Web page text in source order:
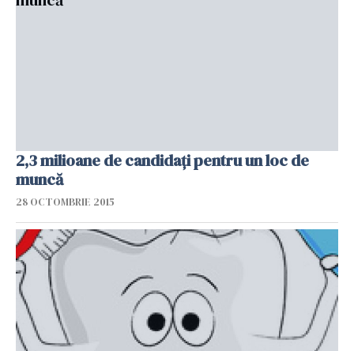
2,3 milioane de candidați pentru un loc de
muncă
28 OCTOMBRIE 2015